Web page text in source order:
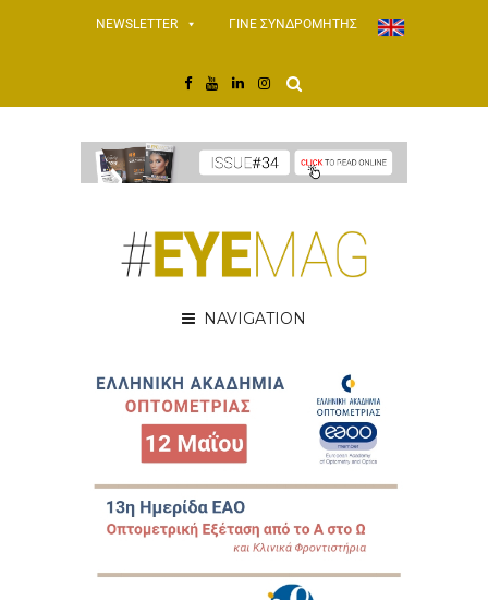
NEWSLETTER ΓΙΝΕ ΣΥΝΔΡΟΜΗΤΗΣ
NAVIGATION